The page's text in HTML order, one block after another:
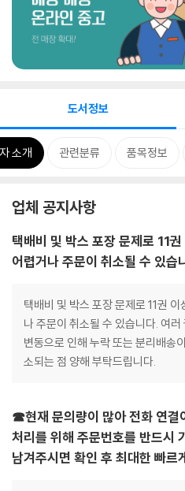
도서정보
소개 관련분류 품목정보
업체 공지사항
택배비 및 박스 포장 문제로 11
어렵거나 주문이 취소될 수 있습
택배비 및 박스 포장 문제로 11권
나 주문이 취소될 수 있습니다. 여
변동으로 인해 누락 또는 분리배송
소되는 점 양해 부탁드립니다.
☎현재 문의량이 많아 전화 연결
처리를 위해 주문번호를 반드시
남겨주시면 확인 후 최대한 빠